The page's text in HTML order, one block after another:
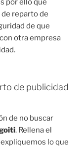
por ello que
reparto de
de que
otra empresa
de publicidad
de no buscar
. Rellena el
lo que